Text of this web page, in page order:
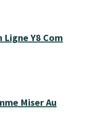
Ligne Y8 Com
Miser Au